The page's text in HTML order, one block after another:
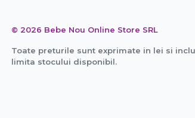
© 2026 Bebe Nou Online Store SRL
Toate preturile sunt exprimate in lei si
limita stocului disponibil.